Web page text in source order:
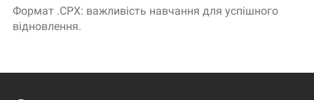
Формат .CPX: важливість навчання для успішного
відновлення.